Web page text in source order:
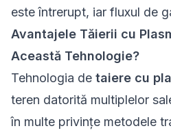
este întrerupt, iar fluxul de
Avantajele Tăierii cu
Această Tehnologie?
Tehnologia de taiere cu
teren datorită multiplelor
în multe privințe metodele